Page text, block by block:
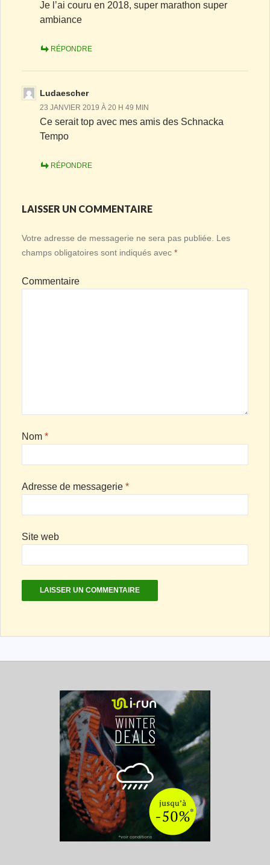
Je l’ai couru en 2018, super marathon super
ambiance
RÉPONDRE
Ludaescher
23 JANVIER 2019 À 20 H 49 MIN
Ce serait top avec mes amis des Schnacka
Tempo
RÉPONDRE
LAISSER UN COMMENTAIRE
Votre adresse de messagerie ne sera pas publiée.
Les
champs obligatoires sont indiqués avec *
Commentaire
Nom *
Adresse de messagerie *
Site web